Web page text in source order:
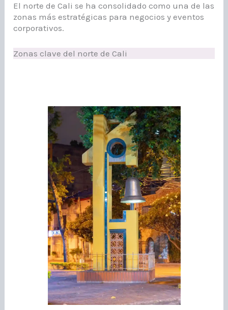
El norte de Cali se ha consolidado como una de las
zonas más estratégicas para negocios y eventos
corporativos.
Zonas clave del norte de Cali